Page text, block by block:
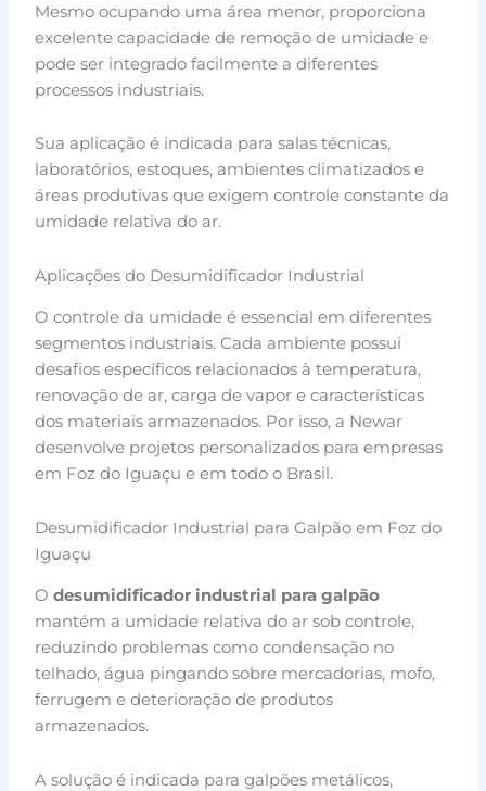
Mesmo ocupando uma área menor, proporciona
excelente capacidade de remoção de umidade e
pode ser integrado facilmente a diferentes
processos industriais.
Sua aplicação é indicada para salas técnicas,
laboratórios, estoques, ambientes climatizados e
áreas produtivas que exigem controle constante da
umidade relativa do ar.
Aplicações do Desumidificador Industrial
O controle da umidade é essencial em diferentes
segmentos industriais. Cada ambiente possui
desafios específicos relacionados à temperatura,
renovação de ar, carga de vapor e características
dos materiais armazenados. Por isso, a Newar
desenvolve projetos personalizados para empresas
em Foz do Iguaçu e em todo o Brasil.
Desumidificador Industrial para Galpão em Foz do
Iguaçu
Odesumidificador industrial para galpão
mantém a umidade relativa do ar sob controle,
reduzindo problemas como condensação no
telhado, água pingando sobre mercadorias, mofo,
ferrugem e deterioração de produtos
armazenados.
A solução é indicada para galpões metálicos,